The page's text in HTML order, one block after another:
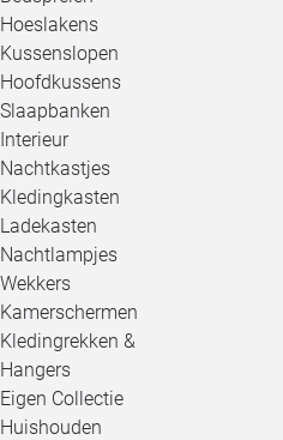
Hoeslakens
Kussenslopen
Hoofdkussens
Slaapbanken
Interieur
Nachtkastjes
Kledingkasten
Ladekasten
Nachtlampjes
Wekkers
Kamerschermen
Kledingrekken &
Hangers
Eigen Collectie
Huishouden